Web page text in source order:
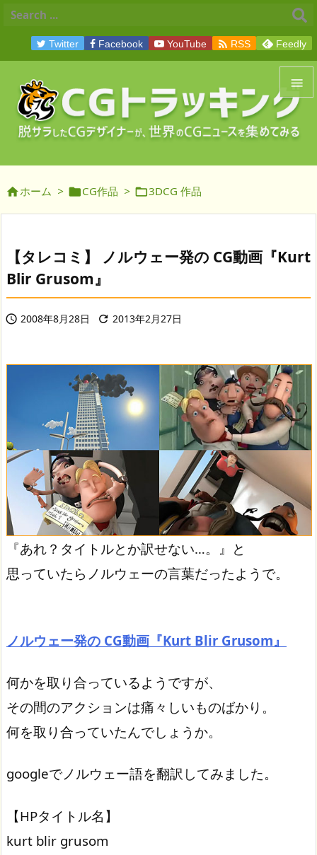


メニュ
前へ
Twitter Facebook YouTube  RSS Feedly
ホーム > CG作品 > 3DCG 作品
【タレコミ】 ノルウェー発の CG動画『Kurt
Blir Grusom』
 2008年8月28日  2013年2月27日
『あれ？タイトルとか訳せない…。』と
思っていたらノルウェーの言葉だったようで。
ノルウェー発の CG動画『Kurt Blir Grusom』
何かを取り合っているようですが、
その間のアクションは痛々しいものばかり。
何を取り合っていたんでしょうか。
googleでノルウェー語を翻訳してみました。
【HPタイトル名】
kurt blir grusom